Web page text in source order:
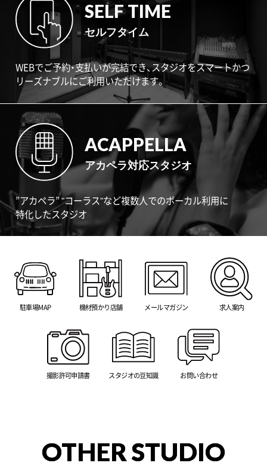
SELF TIME
セルフタイム
WEBでご予約・支払いが完結でき、スタジオをスマートかつ
リーズナブルにご利用いただけます。
ACAPPELLA
アカペラ対応スタジオ
”アカペラ” "コーラス"など複数人でのボーカル利用に
特化したスタジオ
駐車場MAP 機材預かり店舗 メールマガジン 求人案内
撮影許可申請書 スタジオの豆知識 お問い合わせ
OTHER STUDIO